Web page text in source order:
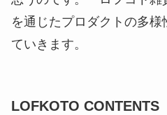
を通じたプロダクトの多様
ていきます。
LOFKOTO CONTENTS